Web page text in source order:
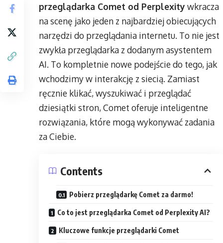
przeglądarka Comet od Perplexity wkracza
na scenę jako jeden z najbardziej obiecujących
narzędzi do przeglądania internetu. To nie jest
zwykła przeglądarka z dodanym asystentem
AI. To kompletnie nowe podejście do tego, jak
wchodzimy w interakcję z siecią. Zamiast
ręcznie klikać, wyszukiwać i przeglądać
dziesiątki stron, Comet oferuje inteligentne
rozwiązania, które mogą wykonywać zadania
za Ciebie.
Contents
Pobierz przeglądarkę Comet za darmo!
Co to jest przeglądarka Comet od Perplexity AI?
Kluczowe funkcje przeglądarki Comet